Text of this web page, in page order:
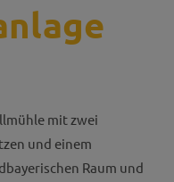
mit zwei
und einem
Raum und